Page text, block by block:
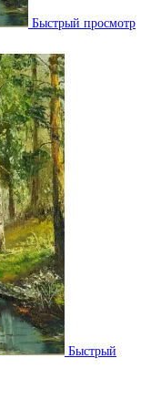
Быстрый просмотр
Быстрый